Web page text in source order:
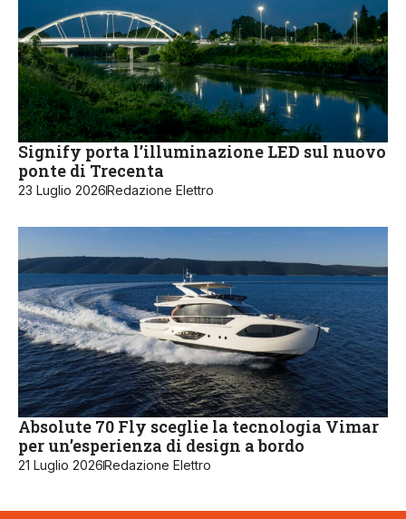
Signify porta l’illuminazione LED sul nuovo
ponte di Trecenta
23 Luglio 2026Redazione Elettro
Absolute 70 Fly sceglie la tecnologia Vimar
per un’esperienza di design a bordo
21 Luglio 2026Redazione Elettro